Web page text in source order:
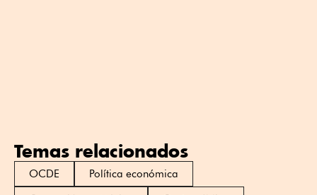
Temas relacionados
OCDE
Política económica